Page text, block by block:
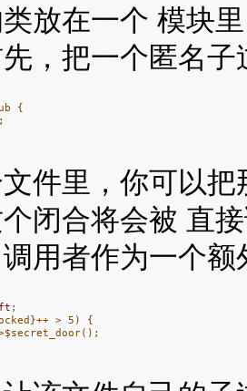
放在一个 模块
，把一个匿名
{
件里，你可以
闭合将会被 直
用者作为一个
;
> 5) {